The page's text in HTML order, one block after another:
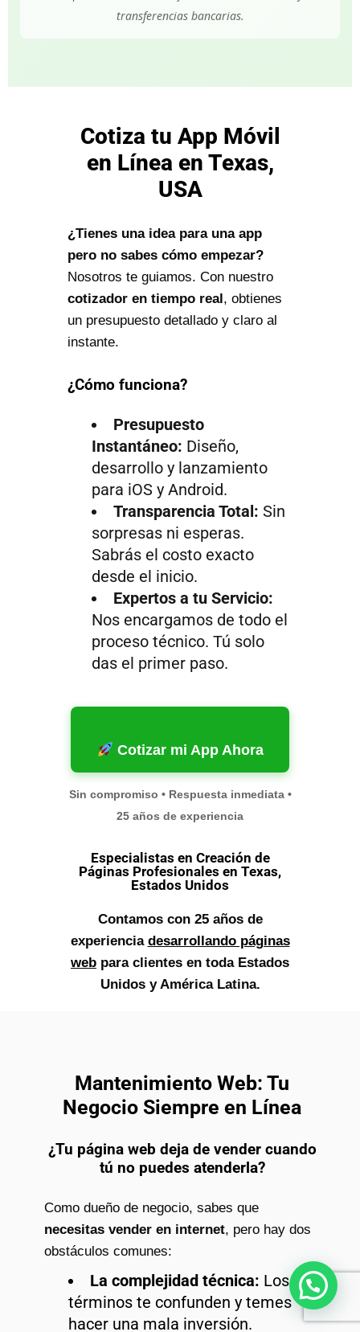
transferencias bancarias.
Cotiza tu App Móvil
en Línea en Texas,
USA
¿Tienes una idea para una app
pero no sabes cómo empezar?
Nosotros te guiamos. Con nuestro
cotizador en tiempo real, obtienes
un presupuesto detallado y claro al
instante.
¿Cómo funciona?
Presupuesto
Instantáneo: Diseño,
desarrollo y lanzamiento
para iOS y Android.
Transparencia Total: Sin
sorpresas ni esperas.
Sabrás el costo exacto
desde el inicio.
Expertos a tu Servicio:
Nos encargamos de todo el
proceso técnico. Tú solo
das el primer paso.
Cotizar mi App Ahora
Sin compromiso • Respuesta inmediata •
25 años de experiencia
Especialistas en Creación de
Páginas Profesionales en Texas,
Estados Unidos
Contamos con 25 años de
experiencia desarrollando páginas
web para clientes en toda Estados
Unidos y América Latina.
Mantenimiento Web: Tu
Negocio Siempre en Línea
¿Tu página web deja de vender cuando
tú no puedes atenderla?
Como dueño de negocio, sabes que
necesitas vender en internet, pero hay dos
obstáculos comunes:
La complejidad técnica: Los
términos te confunden y temes
hacer una mala inversión.
¿Necesitas ayuda?